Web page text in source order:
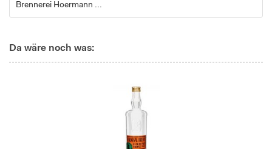
Brennerei Hoermann ...
Da wäre noch was: